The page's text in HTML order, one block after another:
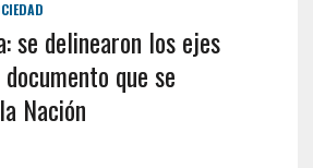
se delinearon los ejes
que se
Nación